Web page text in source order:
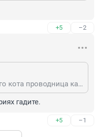
+5 –2
очищая вагон от гадившего кота проводница как раз заботилась об удобствах пасажиров
гадите.
+5 –1